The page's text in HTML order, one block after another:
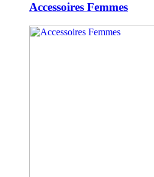
Accessoires Femmes